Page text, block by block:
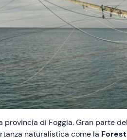
provincia di Foggia. Gran parte
naturalistica come la